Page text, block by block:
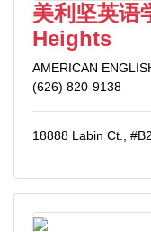
美利坚英语
Heights
AMERICAN
(626) 820-9138
18888 Labin Ct.,